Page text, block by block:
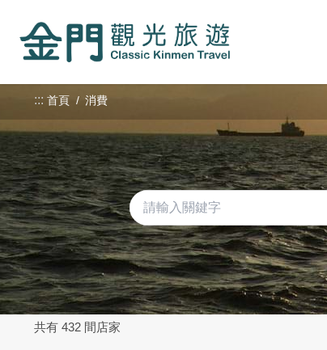
內
::: 首頁 消費
共有 432 間店家